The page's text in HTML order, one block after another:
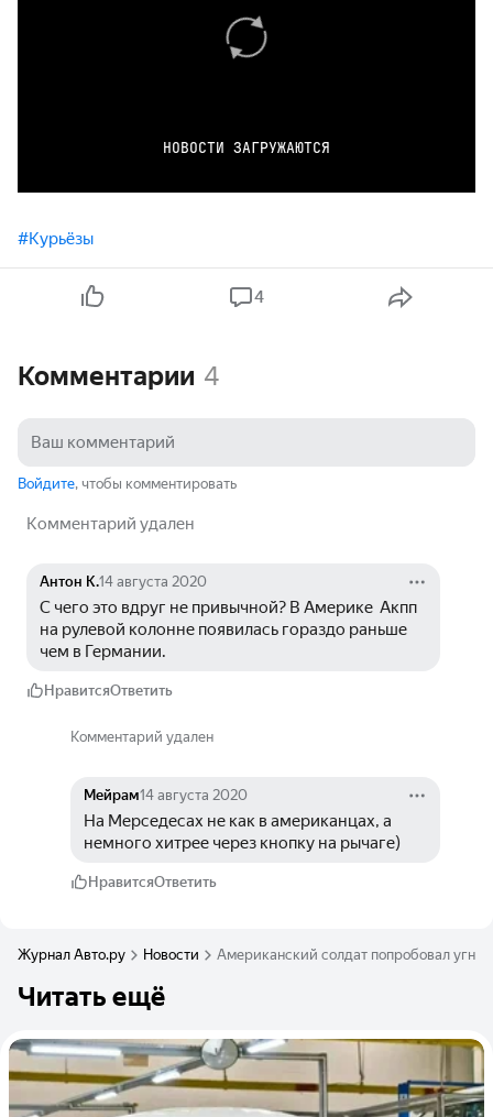
НОВОСТИ ЗАГРУЖАЮТСЯ
#Курьёзы
4
Комментарии 4
Войдите, чтобы комментировать
Комментарий удален
Антон К.14 августа 2020
С чего это вдруг не привычной? В Америке  Акпп
на рулевой колонне появилась гораздо раньше
чем в Германии.
НравитсяОтветить
Комментарий удален
Мейрам14 августа 2020
На Мерседесах не как в американцах, а
немного хитрее через кнопку на рычаге)
НравитсяОтветить
Журнал Авто.ру Новости Американский солдат попробовал
Читать ещё